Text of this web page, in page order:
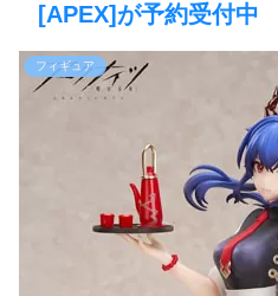
[APEX]が予約受付中
フィギュア